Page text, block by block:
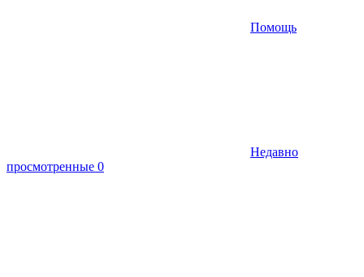
Помощь
Недавно
просмотренные 0